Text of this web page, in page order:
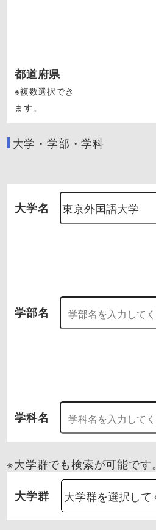
都道府県
※複数選択でき
ます。
大学・学部・学科
大学名
学部名
学科名
※大学群でも検索が可能です。
大学群